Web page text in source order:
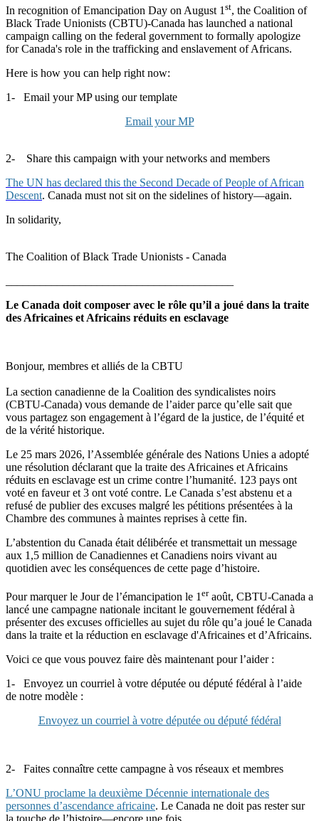
In recognition of Emancipation Day on August 1 st, the Coalition of
Black Trade Unionists (CBTU)-Canada has launched a national
campaign calling on the federal government to formally apologize
for Canada's role in the trafficking and enslavement of Africans.
Here is how you can help right now:
1- Email your MP using our template
Email your MP
2- Share this campaign with your networks and members
The UN has declared this the Second Decade of People of African
Descent. Canada must not sit on the sidelines of history—again.
In solidarity,
The Coalition of Black Trade Unionists - Canada
Le Canada doit composer avec le rôle qu’il a joué dans la traite
des Africaines et Africains réduits en esclavage
Bonjour, membres et alliés de la CBTU
La section canadienne de la Coalition des syndicalistes noirs
(CBTU-Canada) vous demande de l’aider parce qu’elle sait que
vous partagez son engagement à l’égard de la justice, de l’équité et
de la vérité historique.
Le 25 mars 2026, l’Assemblée générale des Nations Unies a adopté
une résolution déclarant que la traite des Africaines et Africains
réduits en esclavage est un crime contre l’humanité. 123 pays ont
voté en faveur et 3 ont voté contre. Le Canada s’est abstenu et a
refusé de publier des excuses malgré les pétitions présentées à la
Chambre des communes à maintes reprises à cette fin.
L’abstention du Canada était délibérée et transmettait un message
aux 1,5 million de Canadiennes et Canadiens noirs vivant au
quotidien avec les conséquences de cette page d’histoire.
Pour marquer le Jour de l’émancipation le 1 er août, CBTU-Canada a
lancé une campagne nationale incitant le gouvernement fédéral à
présenter des excuses officielles au sujet du rôle qu’a joué le Canada
dans la traite et la réduction en esclavage d'Africaines et d’Africains.
Voici ce que vous pouvez faire dès maintenant pour l’aider :
1- Envoyez un courriel à votre députée ou député fédéral à l’aide
de notre modèle :
Envoyez un courriel à votre députée ou député fédéral
2- Faites connaître cette campagne à vos réseaux et membres
L’ONU proclame la deuxième Décennie internationale des
personnes d’ascendance africaine. Le Canada ne doit pas rester sur